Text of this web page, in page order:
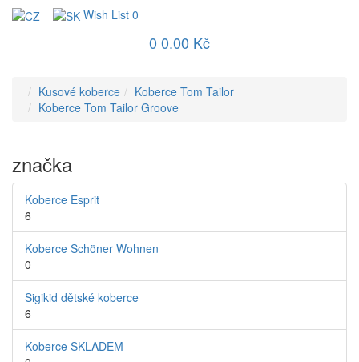
Wish List 0
0 0.00 Kč
Kusové koberce
Koberce Tom Tailor
Koberce Tom Tailor Groove
značka
Koberce Esprit
6
Koberce Schöner Wohnen
0
Sigikid dětské koberce
6
Koberce SKLADEM